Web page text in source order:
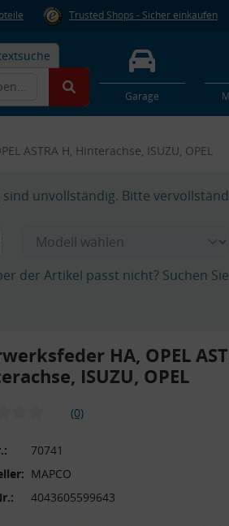
Trusted Shops - Sicher einkaufen
Garage
ASTRA H, Hinterachse, ISUZU, OPEL
unvollständig. Bitte
der Artikel passt nicht? Suchen
HA, OPEL
ISUZU, OPEL
(0)
70741
MAPCO
4043605599643